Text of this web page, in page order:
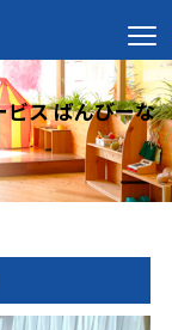
ス ばんびーな